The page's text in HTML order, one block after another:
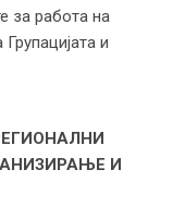
за работа на
и
И